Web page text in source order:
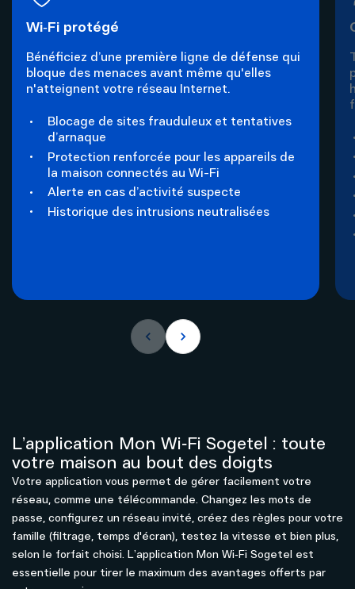
Wi‑Fi protégé
Bénéficiez d’une première ligne de défense qui
bloque des menaces avant même qu'elles
n'atteignent votre réseau Internet.
Blocage de sites frauduleux et tentatives
d’arnaque
Protection renforcée pour les appareils de
la maison connectés au Wi-Fi
Alerte en cas d’activité suspecte
Historique des intrusions neutralisées
L’application Mon Wi‑Fi Sogetel : toute
votre maison au bout des doigts
Votre application vous permet de gérer facilement votre
réseau, comme une télécommande. Changez les mots de
passe, configurez un réseau invité, créez des règles pour votre
famille (filtrage, temps d'écran), testez la vitesse et bien plus,
selon le forfait choisi. L’application Mon Wi‑Fi Sogetel est
essentielle pour tirer le maximum des avantages offerts par